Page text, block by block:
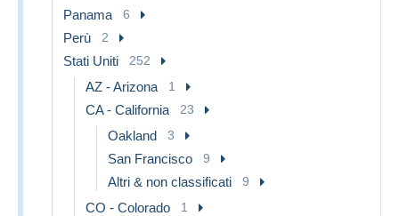
Panama 6
Perù 2
Stati Uniti 252
AZ - Arizona 1
CA - California 23
Oakland 3
San Francisco 9
Altri & non classificati 9
CO - Colorado 1